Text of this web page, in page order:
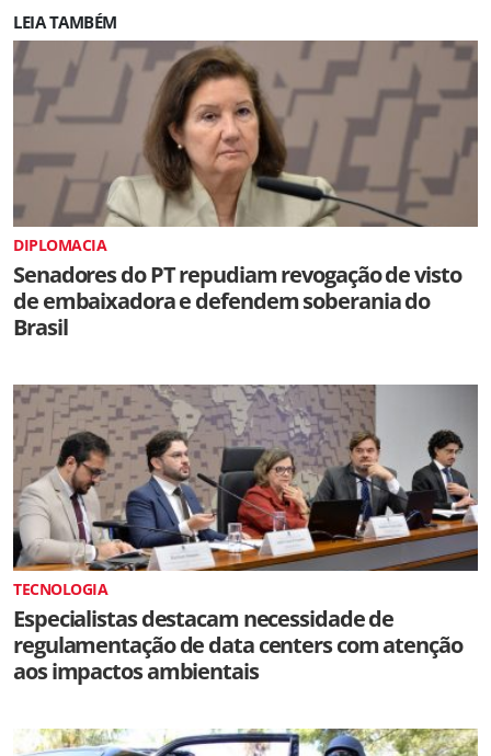
LEIA TAMBÉM
DIPLOMACIA
Senadores do PT repudiam revogação de visto
de embaixadora e defendem soberania do
Brasil
TECNOLOGIA
Especialistas destacam necessidade de
regulamentação de data centers com atenção
aos impactos ambientais